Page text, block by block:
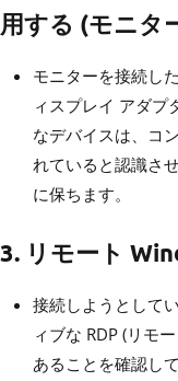
用する (モニタ
モニターを接続し
ィスプレイ アダプ
なデバイスは、コ
れていると認識さ
に保ちます。
3. リモート
接続しようとして
ィブな RDP (リモ
あることを確認し